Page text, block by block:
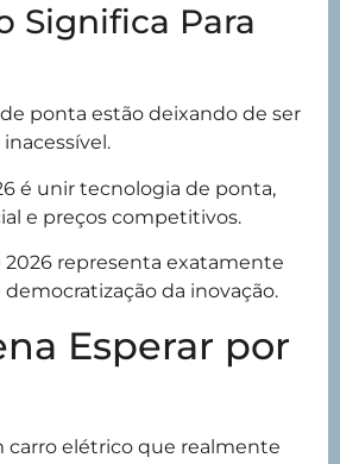
Significa Para
ponta estão deixando de ser
é unir tecnologia de ponta,
e preços competitivos.
2026 representa exatamente
da inovação.
Esperar por
carro elétrico que realmente